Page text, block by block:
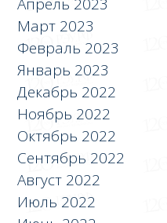
Апрель 2023
Март 2023
Февраль 2023
Январь 2023
Декабрь 2022
Ноябрь 2022
Октябрь 2022
Сентябрь 2022
Август 2022
Июль 2022